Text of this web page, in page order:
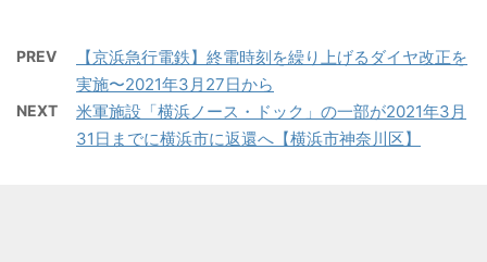
PREV
【京浜急行電鉄】終電時刻を繰り上げるダイヤ改正を
実施〜2021年3月27日から
NEXT
米軍施設「横浜ノース・ドック」の一部が2021年3月
31日までに横浜市に返還へ【横浜市神奈川区】